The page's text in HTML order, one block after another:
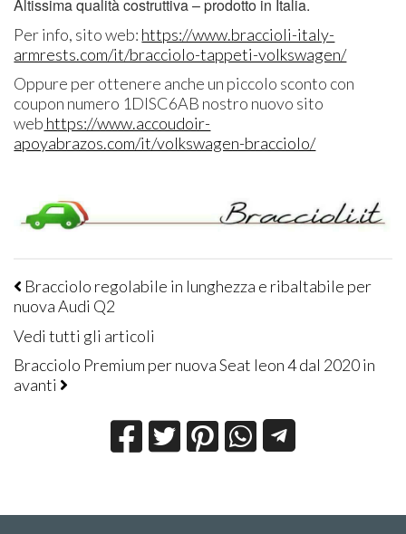
Altissima qualità costruttiva – prodotto in Italia.
Per info, sito web: https://www.braccioli-italy-
armrests.com/it/bracciolo-tappeti-volkswagen/
Oppure per ottenere anche un piccolo sconto con
coupon numero 1DISC6AB nostro nuovo sito
web https://www.accoudoir-
apoyabrazos.com/it/volkswagen-bracciolo/
Bracciolo regolabile in lunghezza e ribaltabile per
nuova Audi Q2
Vedi tutti gli articoli
Bracciolo Premium per nuova Seat leon 4 dal 2020 in
avanti